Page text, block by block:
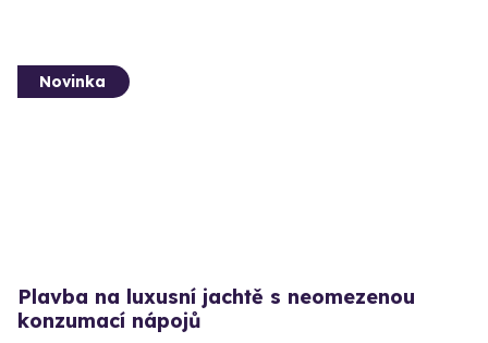
Novinka
Plavba na luxusní jachtě s neomezenou
konzumací nápojů